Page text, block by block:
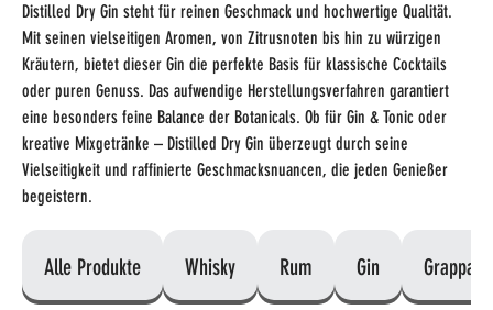
Distilled Dry Gin steht für reinen Geschmack und hochwertige Qualität.
Mit seinen vielseitigen Aromen, von Zitrusnoten bis hin zu würzigen
Kräutern, bietet dieser Gin die perfekte Basis für klassische Cocktails
oder puren Genuss. Das aufwendige Herstellungsverfahren garantiert
eine besonders feine Balance der Botanicals. Ob für Gin & Tonic oder
kreative Mixgetränke – Distilled Dry Gin überzeugt durch seine
Vielseitigkeit und raffinierte Geschmacksnuancen, die jeden Genießer
begeistern.
Alle Produkte Whisky Rum Gin Grappa